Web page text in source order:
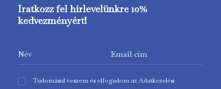
Iratkozz fel hírlevelünkre 10%
kedvezményért!
Tudomásul veszem és elfogadom azAdatkezelési